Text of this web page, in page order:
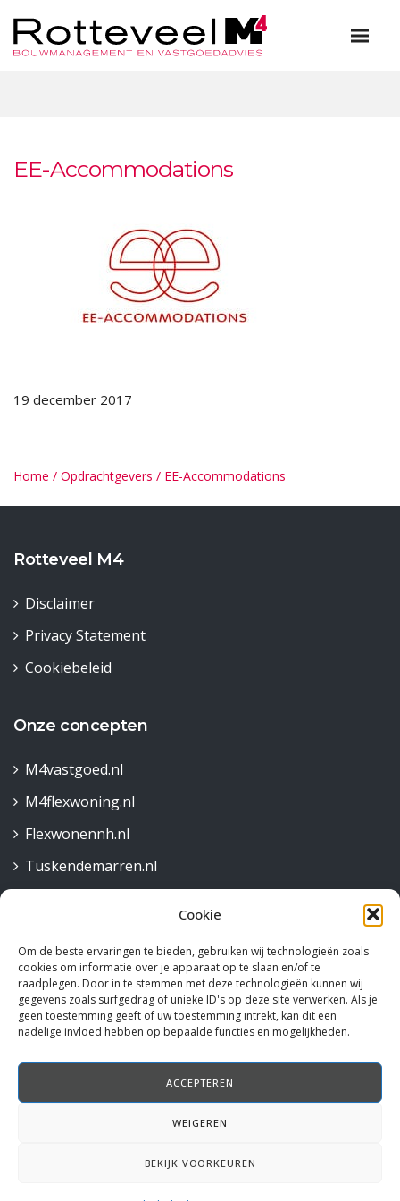
Cookie
Om de beste ervaringen te bieden, gebruiken wij technologieën zoals
cookies om informatie over je apparaat op te slaan en/of te
raadplegen. Door in te stemmen met deze technologieën kunnen wij
gegevens zoals surfgedrag of unieke ID's op deze site verwerken. Als je
geen toestemming geeft of uw toestemming intrekt, kan dit een
nadelige invloed hebben op bepaalde functies en mogelijkheden.
ACCEPTEREN
WEIGEREN
BEKIJK VOORKEUREN
EE-Accommodations
19 december 2017
Home / Opdrachtgevers / EE-Accommodations
Rotteveel M4
Disclaimer
Privacy Statement
Cookiebeleid
Onze concepten
M4vastgoed.nl
M4flexwoning.nl
Flexwonennh.nl
Tuskendemarren.nl
Robijnstraat 30,
1812 RB Alkmaar
072 515 58 44
Volg ons